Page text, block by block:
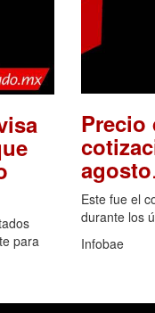
para
Precio
agosto
Este fue el
durante los
Infobae